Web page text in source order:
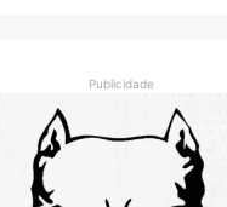
Publicidade